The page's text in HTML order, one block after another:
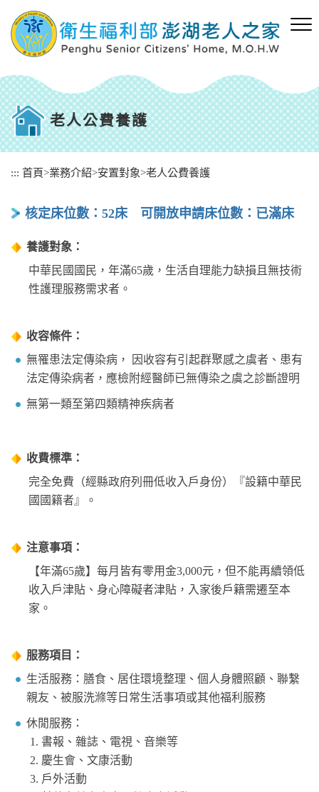
容
區
塊
老人公費養護
::: 首頁>業務介紹>安置對象>老人公費養護
核定床位數：52床 可開放申請床位數：已滿床
養護對象：
中華民國國民，年滿65歲，生活自理能力缺損且無技術
性護理服務需求者。
收容條件：
無罹患法定傳染病， 因收容有引起群聚感之虞者、患有
法定傳染病者，應檢附經醫師已無傳染之虞之診斷證明
無第一類至第四類精神疾病者
收費標準：
完全免費（經縣政府列冊低收入戶身份）『設籍中華民
國國籍者』。
注意事項：
【年滿65歲】每月皆有零用金3,000元，但不能再續領低
收入戶津貼、身心障礙者津貼，入家後戶籍需遷至本
家。
服務項目：
生活服務：膳食、居住環境整理、個人身體照顧、聯繫
親友、被服洗滌等日常生活事項或其他福利服務
休閒服務：
書報、雜誌、電視、音樂等
慶生會、文康活動
戶外活動